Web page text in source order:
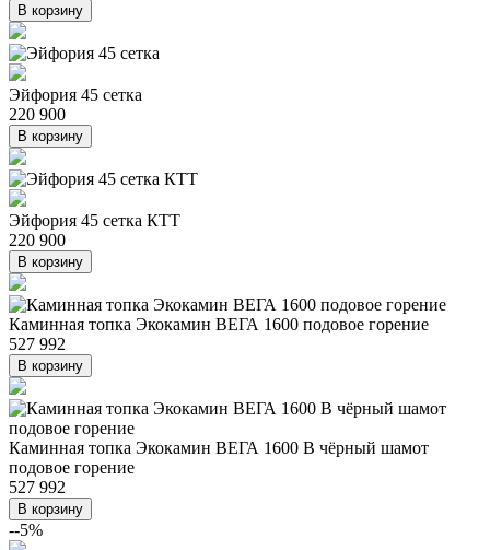
В корзину
Эйфория 45 сетка
220 900
В корзину
Эйфория 45 сетка КТТ
220 900
В корзину
Каминная топка Экокамин ВЕГА 1600 подовое горение
527 992
В корзину
Каминная топка Экокамин ВЕГА 1600 B чёрный шамот
подовое горение
527 992
В корзину
--5%